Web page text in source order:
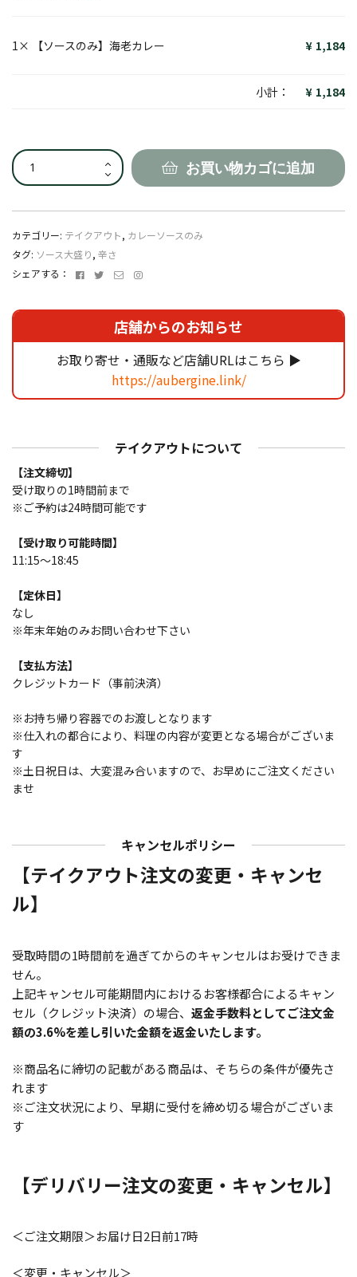
1× 【ソースのみ】海老カレー 1,184
小計： 1,184
【ソ
ー
の
み】
老
カ
ー
お買い物カゴに追加
カテゴリー: テイクアウト, カレーソースのみ
タグ: ソース大盛り, 辛さ
シェアする：
FacebookTwitter
メ
ア
ド
ス
Instagram
店舗からのお知らせ
お取り寄せ・通販など店舗URLはこちら ▶
https://aubergine.link/
テイクアウトについて
【注文締切】
受け取りの1時間前まで
※ご予約は24時間可能です
【受け取り可能時間】
11:15～18:45
【定休日】
なし
※年末年始のみお問い合わせ下さい
【支払方法】
クレジットカード（事前決済）
※お持ち帰り容器でのお渡しとなります
※仕入れの都合により、料理の内容が変更となる場合がございま
す
※土日祝日は、大変混み合いますので、お早めにご注文ください
ませ
キャンセルポリシー
【テイクアウト注文の変更・キャンセ
ル】
受取時間の1時間前を過ぎてからのキャンセルはお受けできま
せん。
上記キャンセル可能期間内におけるお客様都合によるキャン
セル（クレジット決済）の場合、 返金手数料としてご注文金
額の3.6%を差し引いた金額を返金いたします。
※商品名に締切の記載がある商品は、そちらの条件が優先さ
れます
※ご注文状況により、早期に受付を締め切る場合がございま
す
【デリバリー注文の変更・キャンセル】
＜ご注文期限＞お届け日2日前17時
＜変更・キャンセル＞